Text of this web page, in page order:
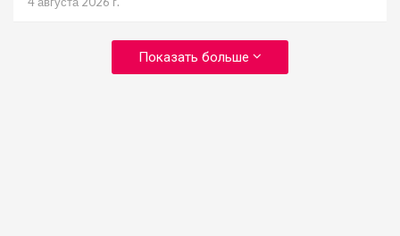
Показать больше